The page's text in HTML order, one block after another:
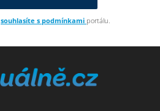
souhlasíte s podmínkami portálu.